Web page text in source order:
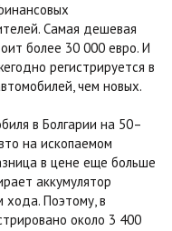
Самая дешевая
более 30 000 евро. И
регистрируется в
чем новых.
в Болгарии на 50–
на ископаемом
в цене еще больше
аккумулятор
Поэтому, в
около 3 400